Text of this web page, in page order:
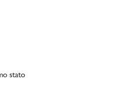
stato